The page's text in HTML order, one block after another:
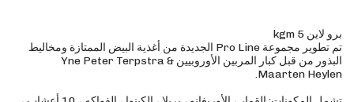
تم تطوير مجموعة Pro Line الجديدة من أغذية البيض الممتازة ومخاليط
البذور من قبل كبار المربين الأوروبيين Yne Peter Terpstra &